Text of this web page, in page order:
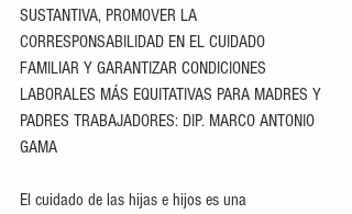
SUSTANTIVA, PROMOVER LA
CORRESPONSABILIDAD EN EL CUIDADO
FAMILIAR Y GARANTIZAR CONDICIONES
LABORALES MÁS EQUITATIVAS PARA MADRES Y
PADRES TRABAJADORES: DIP. MARCO ANTONIO
GAMA
El cuidado de las hijas e hijos es una